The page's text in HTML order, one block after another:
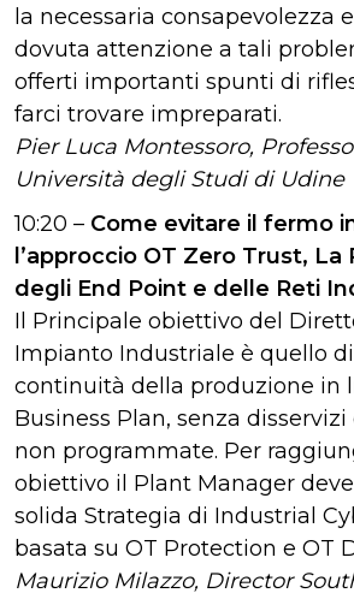
la necessaria consapevolezza
dovuta attenzione a tali
offerti importanti spunti di
farci trovare impreparati.
Pier Luca Montessoro,
Università degli Studi di Udine
10:20 – Come evitare il fermo
l’approccio OT Zero Trust, La
degli End Point e delle Reti
Il Principale obiettivo del
Impianto Industriale è quello
continuità della produzione in
Business Plan, senza
non programmate. Per
obiettivo il Plant Manager
solida Strategia di Industrial
basata su OT Protection e OT
Maurizio Milazzo, Director